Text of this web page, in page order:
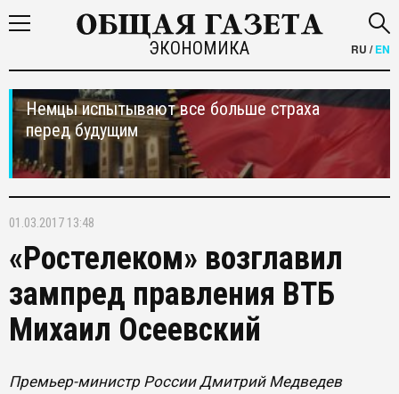
ЭКОНОМИКА RU /EN
Немцы испытывают все больше страха
перед будущим
01.03.2017 13:48
«Ростелеком» возглавил
зампред правления ВТБ
Михаил Осеевский
Премьер-министр России Дмитрий Медведев